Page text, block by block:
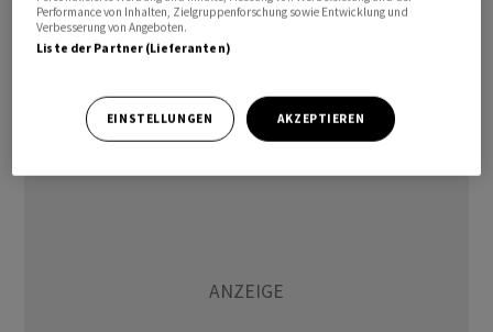
Franken startet im Mai 2026, wie das Unternehmen am
Freitag mitteilte.
Performance von Inhalten, Zielgruppenforschung sowie Entwicklung und
Verbesserung von Angeboten.
Liste der Partner (Lieferanten)
EINSTELLUNGEN AKZEPTIEREN